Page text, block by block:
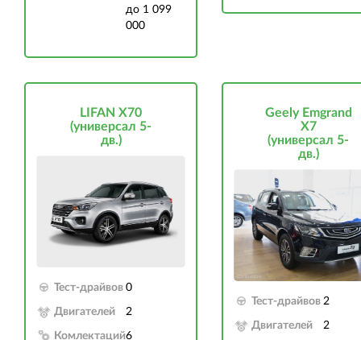
до 1 099
000
LIFAN X70
(универсал 5-
дв.)
Тест-драйвов 0
Двигателей 2
Комлектаций6
Geely Emgrand
X7
(универсал 5-
дв.)
Тест-драйвов 2
Двигателей 2